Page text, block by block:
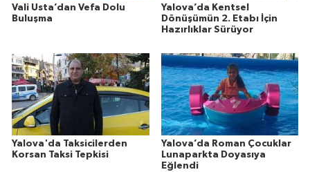
Vali Usta’dan Vefa Dolu
Buluşma
Yalova’da Kentsel
Dönüşümün 2. Etabı İçin
Hazırlıklar Sürüyor
Yalova'da Taksicilerden
Korsan Taksi Tepkisi
Yalova’da Roman Çocuklar
Lunaparkta Doyasıya
Eğlendi